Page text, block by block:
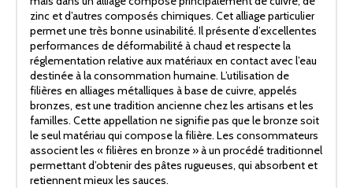
zinc et d’autres composés chimiques. Cet alliage particulier
permet une très bonne usinabilité. Il présente d’excellentes
performances de déformabilité à chaud et respecte la
réglementation relative aux matériaux en contact avec l’eau
destinée à la consommation humaine. L’utilisation de
filières en alliages métalliques à base de cuivre, appelés
bronzes, est une tradition ancienne chez les artisans et les
familles. Cette appellation ne signifie pas que le bronze soit
le seul matériau qui compose la filière. Les consommateurs
associent les « filières en bronze » à un procédé traditionnel
permettant d’obtenir des pâtes rugueuses, qui absorbent et
retiennent mieux les sauces.